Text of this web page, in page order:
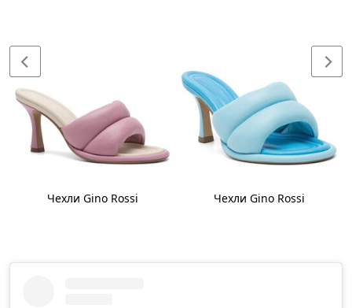
Чехли Gino Rossi Чехли Gino Rossi